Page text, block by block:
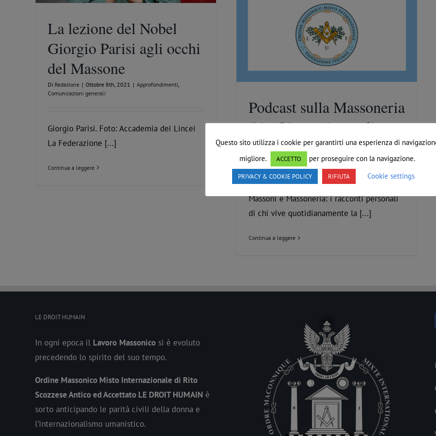
La lezione del Nobel
Giorgio Parisi agli occhi
del Massone
Di Redazione | Ottobre 8th, 2021 | Approfondimenti
Comunicazioni generali
Giorgio Parisi. Foto: Accademia dei Lincei
La Federazione [...]
Continua a leggere
Podcast sulla Massoneria
#4 – L’esperienza di
Franco
Di Redazione | Giugno 6th, 2021 | Podcast
Massoni e Massoneria: i racconti personali
di chi vive quotidianamente la [...]
Continua a leggere
LE DROIT HUMAIN
In ogni epoca il Lavoro Massonico si è evoluto
precedendo lo spirito del suo tempo.
Ordine Massonico Misto Internazionale di Rito
Scozzese Antico ed Accettato LE DROIT HUMAIN è
sorto anticipando le parità civili della donna e
l’internazionalismo umanistico.
Questo sito utilizza i cookie per garantirti una esperienza di
migliore.
ACCETTO per proseguire con la navigazione.
PRIVACY & COOKIE POLICY RIFIUTA Cookie settings